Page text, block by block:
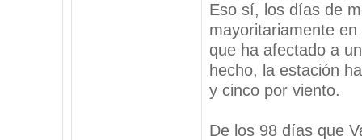
Eso sí, los días de
mayoritariamente
que ha afectado a
hecho, la estación
y cinco por viento.
De los 98 días que